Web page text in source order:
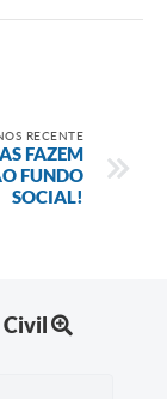
RECENTE
FAZEM
FUNDO
SOCIAL!
Civil